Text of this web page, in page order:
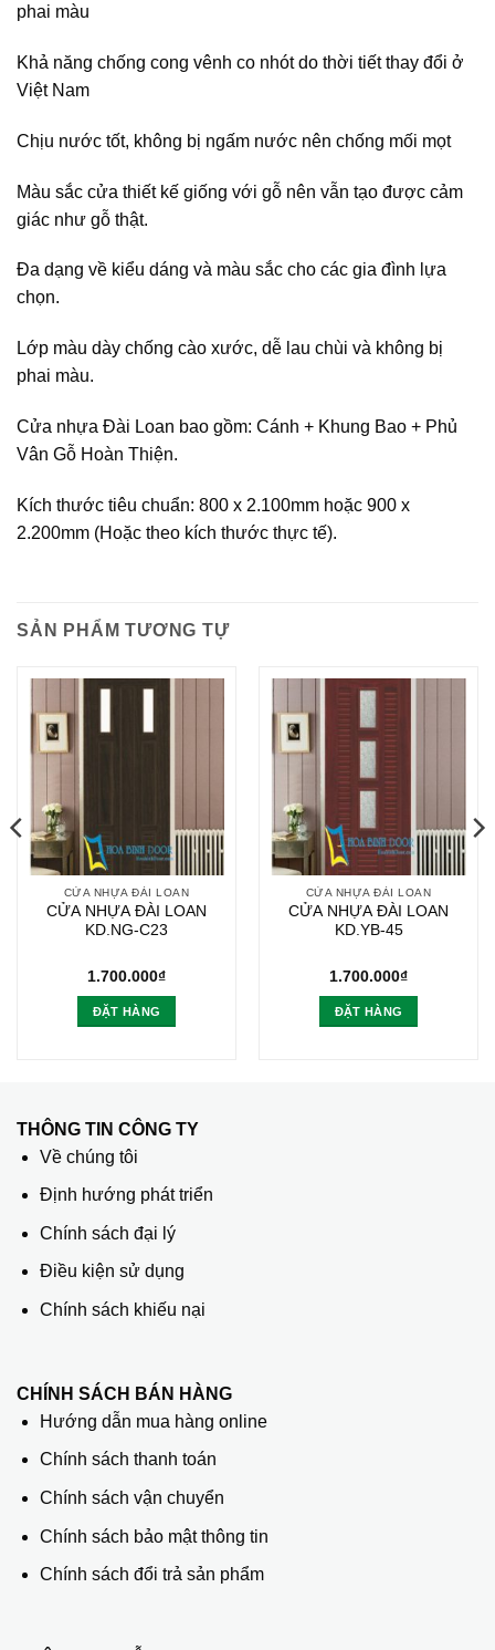
phai màu
Khả năng chống cong vênh co nhót do thời tiết thay đổi ở
Việt Nam
Chịu nước tốt, không bị ngấm nước nên chống mối mọt
Màu sắc cửa thiết kế giống với gỗ nên vẫn tạo được cảm
giác như gỗ thật.
Đa dạng về kiểu dáng và màu sắc cho các gia đình lựa
chọn.
Lớp màu dày chống cào xước, dễ lau chùi và không bị
phai màu.
Cửa nhựa Đài Loan bao gồm: Cánh + Khung Bao + Phủ
Vân Gỗ Hoàn Thiện.
Kích thước tiêu chuẩn: 800 x 2.100mm hoặc 900 x
2.200mm (Hoặc theo kích thước thực tế).
SẢN PHẨM TƯƠNG TỰ
CỬA NHỰA ĐÀI LOAN
CỬA NHỰA ĐÀI LOAN
KD.NG-C23
1.700.000₫
ĐẶT HÀNG
CỬA NHỰA ĐÀI LOAN
CỬA NHỰA ĐÀI LOAN
KD.YB-45
1.700.000₫
ĐẶT HÀNG
THÔNG TIN CÔNG TY
Về chúng tôi
Định hướng phát triển
Chính sách đại lý
Điều kiện sử dụng
Chính sách khiếu nại
CHÍNH SÁCH BÁN HÀNG
Hướng dẫn mua hàng online
Chính sách thanh toán
Chính sách vận chuyển
Chính sách bảo mật thông tin
Chính sách đổi trả sản phẩm